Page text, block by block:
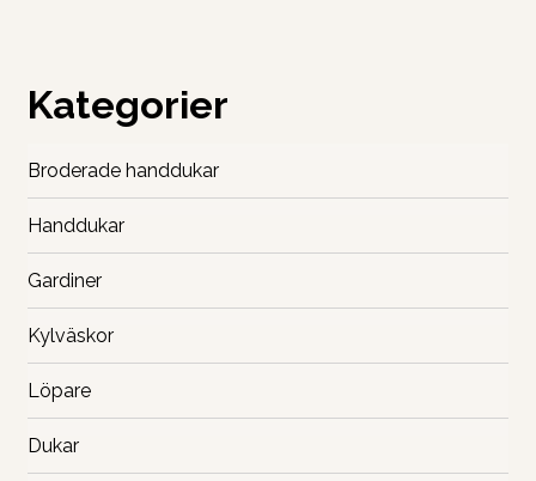
Kategorier
Broderade handdukar
Handdukar
Gardiner
Kylväskor
Löpare
Dukar